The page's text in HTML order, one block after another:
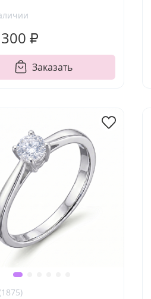
₽
Заказать